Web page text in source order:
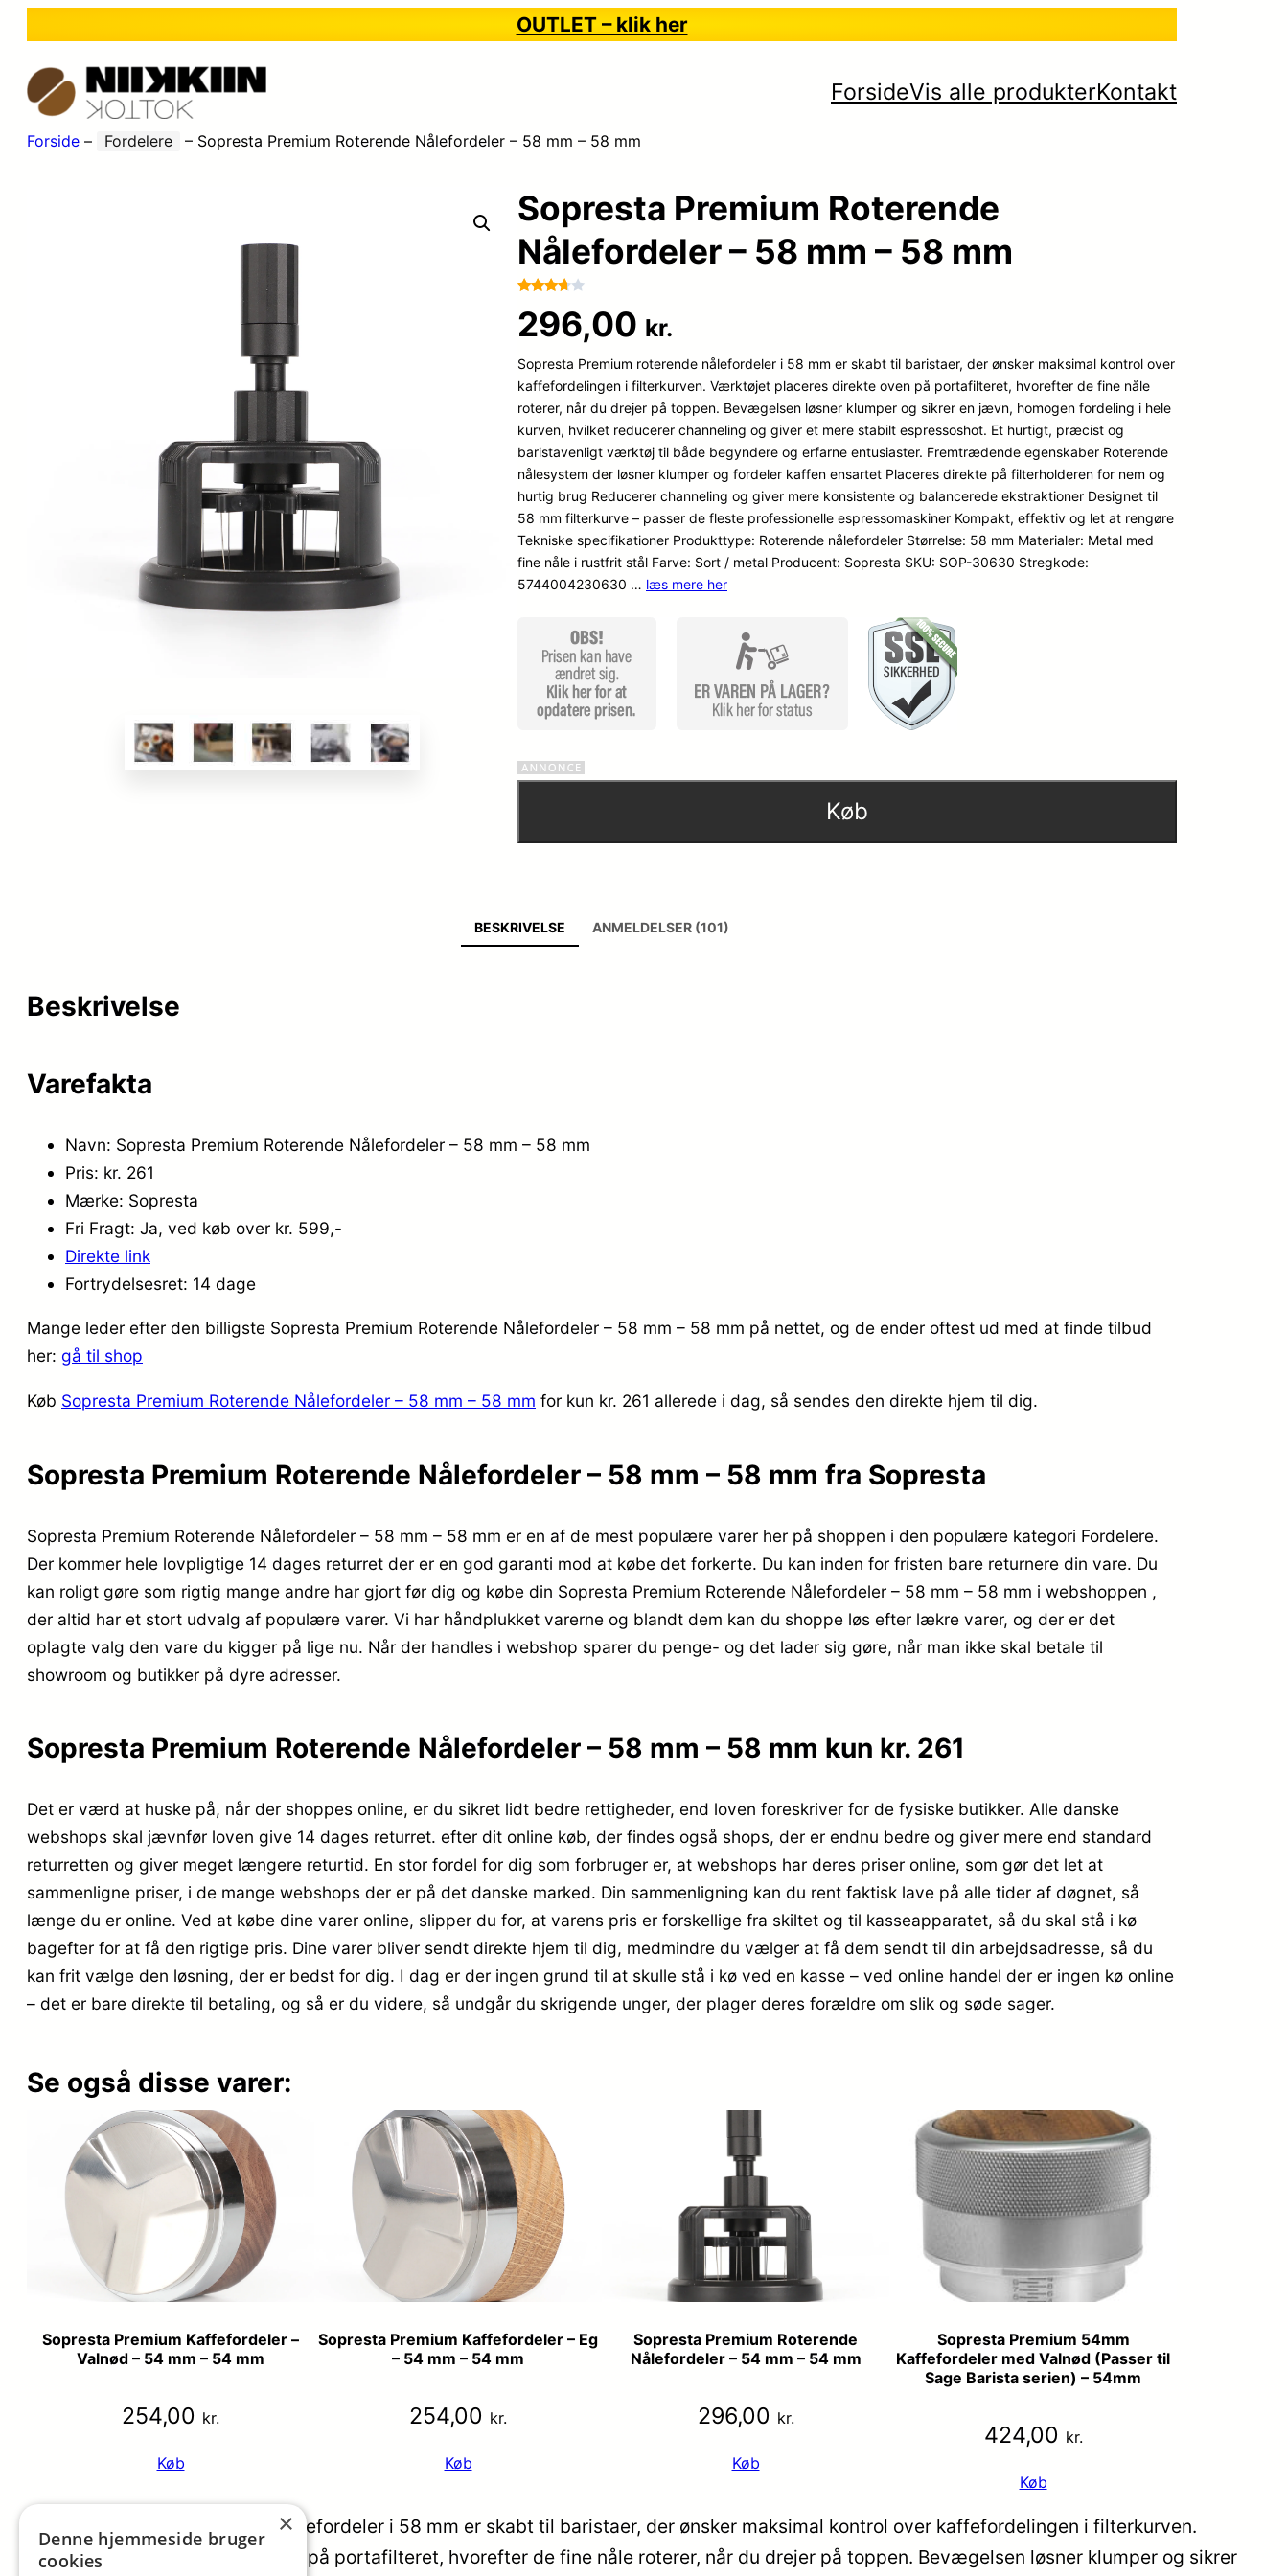
OUTLET – klik her
ForsideVis alle produkterKontakt
Forside – Fordelere – Sopresta Premium Roterende Nålefordeler – 58 mm – 58 mm
Sopresta Premium Roterende
Nålefordeler – 58 mm – 58 mm
som
5
baseret
på
kundebe
dømmel
ser
296,00 kr.
Sopresta Premium roterende nålefordeler i 58 mm er skabt til baristaer, der ønsker maksimal kontrol over
kaffefordelingen i filterkurven. Værktøjet placeres direkte oven på portafilteret, hvorefter de fine nåle
roterer, når du drejer på toppen. Bevægelsen løsner klumper og sikrer en jævn, homogen fordeling i hele
kurven, hvilket reducerer channeling og giver et mere stabilt espressoshot. Et hurtigt, præcist og
baristavenligt værktøj til både begyndere og erfarne entusiaster. Fremtrædende egenskaber Roterende
nålesystem der løsner klumper og fordeler kaffen ensartet Placeres direkte på filterholderen for nem og
hurtig brug Reducerer channeling og giver mere konsistente og balancerede ekstraktioner Designet til
58 mm filterkurve – passer de fleste professionelle espressomaskiner Kompakt, effektiv og let at rengøre
Tekniske specifikationer Produkttype: Roterende nålefordeler Størrelse: 58 mm Materialer: Metal med
fine nåle i rustfrit stål Farve: Sort / metal Producent: Sopresta SKU: SOP-30630 Stregkode:
5744004230630 … læs mere her
Køb
BESKRIVELSE ANMELDELSER (101)
Beskrivelse
Varefakta
Navn: Sopresta Premium Roterende Nålefordeler – 58 mm – 58 mm
Pris: kr. 261
Mærke: Sopresta
Fri Fragt: Ja, ved køb over kr. 599,-
Direkte link
Fortrydelsesret: 14 dage
Mange leder efter den billigste Sopresta Premium Roterende Nålefordeler – 58 mm – 58 mm på nettet, og de ender oftest ud med at finde tilbud
her: gå til shop
Køb Sopresta Premium Roterende Nålefordeler – 58 mm – 58 mm for kun kr. 261 allerede i dag, så sendes den direkte hjem til dig.
Sopresta Premium Roterende Nålefordeler – 58 mm – 58 mm fra Sopresta
Sopresta Premium Roterende Nålefordeler – 58 mm – 58 mm er en af de mest populære varer her på shoppen i den populære kategori Fordelere.
Der kommer hele lovpligtige 14 dages returret der er en god garanti mod at købe det forkerte. Du kan inden for fristen bare returnere din vare. Du
kan roligt gøre som rigtig mange andre har gjort før dig og købe din Sopresta Premium Roterende Nålefordeler – 58 mm – 58 mm i webshoppen ,
der altid har et stort udvalg af populære varer. Vi har håndplukket varerne og blandt dem kan du shoppe løs efter lækre varer, og der er det
oplagte valg den vare du kigger på lige nu. Når der handles i webshop sparer du penge- og det lader sig gøre, når man ikke skal betale til
showroom og butikker på dyre adresser.
Sopresta Premium Roterende Nålefordeler – 58 mm – 58 mm kun kr. 261
Det er værd at huske på, når der shoppes online, er du sikret lidt bedre rettigheder, end loven foreskriver for de fysiske butikker. Alle danske
webshops skal jævnfør loven give 14 dages returret. efter dit online køb, der findes også shops, der er endnu bedre og giver mere end standard
returretten og giver meget længere returtid. En stor fordel for dig som forbruger er, at webshops har deres priser online, som gør det let at
sammenligne priser, i de mange webshops der er på det danske marked. Din sammenligning kan du rent faktisk lave på alle tider af døgnet, så
længe du er online. Ved at købe dine varer online, slipper du for, at varens pris er forskellige fra skiltet og til kasseapparatet, så du skal stå i kø
bagefter for at få den rigtige pris. Dine varer bliver sendt direkte hjem til dig, medmindre du vælger at få dem sendt til din arbejdsadresse, så du
kan frit vælge den løsning, der er bedst for dig. I dag er der ingen grund til at skulle stå i kø ved en kasse – ved online handel der er ingen kø online
– det er bare direkte til betaling, og så er du videre, så undgår du skrigende unger, der plager deres forældre om slik og søde sager.
Se også disse varer:
Sopresta Premium Kaffefordeler –
Valnød – 54 mm – 54 mm
254,00 kr.
Køb
Sopresta Premium Kaffefordeler – Eg
– 54 mm – 54 mm
254,00 kr.
Køb
Sopresta Premium Roterende
Nålefordeler – 54 mm – 54 mm
296,00 kr.
Køb
Sopresta Premium 54mm
Kaffefordeler med Valnød (Passer til
Sage Barista serien) – 54mm
424,00 kr.
Køb
Sopresta Premium roterende nålefordeler i 58 mm er skabt til baristaer, der ønsker maksimal kontrol over kaffefordelingen i filterkurven.
Værktøjet placeres direkte oven på portafilteret, hvorefter de fine nåle roterer, når du drejer på toppen. Bevægelsen løsner klumper og sikrer
×
Denne hjemmeside bruger
cookies